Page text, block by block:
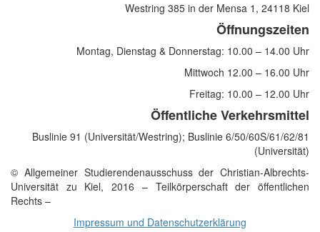
Westring 385 in der Mensa 1, 24118 Kiel
Öffnungszeiten
Montag, Dienstag & Donnerstag: 10.00 – 14.00 Uhr
Mittwoch 12.00 – 16.00 Uhr
Freitag: 10.00 – 12.00 Uhr
Öffentliche Verkehrsmittel
Buslinie 91 (Universität/Westring); Buslinie 6/50/60S/61/62/81
(Universität)
© Allgemeiner Studierendenausschuss der Christian-Albrechts-
Universität zu Kiel, 2016 – Teilkörperschaft der öffentlichen
Rechts –
Impressum und Datenschutzerklärung